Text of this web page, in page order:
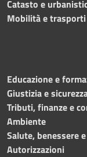
Catasto e
Mobilità e trasporti
Educazione e
Giustizia e
Tributi, finanze e
Ambiente
Salute, benessere
Autorizzazioni